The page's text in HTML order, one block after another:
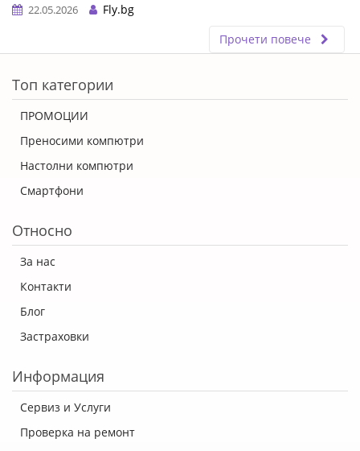
22.05.2026
Fly.bg
Прочети повече
Топ категории
ПРОМОЦИИ
Преносими компютри
Настолни компютри
Смартфони
Относно
За нас
Контакти
Блог
Застраховки
Информация
Сервиз и Услуги
Проверка на ремонт